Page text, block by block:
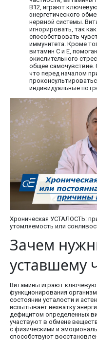
B12, играют
энергетического
нервной системы.
игнорировать, так
способствовать
иммунитета. Кроме
витамин C и E,
окислительного
общее самочувствие.
что перед началом
индивидуальные
Хроническая УСТАЛОСТЬ:
утомляемость или
Зачем
уставшему
Витамины играют
функционирования
состоянии усталости и
испытывает нехватку
дефицитом определенных
участвуют в обмене
с физическими и
способствуют